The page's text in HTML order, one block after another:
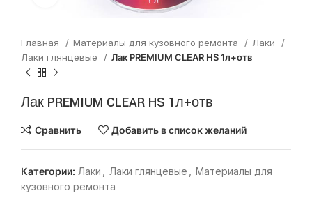
Главная Материалы для кузовного ремонта
Лаки
Лаки глянцевые
Лак PREMIUM CLEAR HS 1л+отв
Лак PREMIUM CLEAR HS 1л+отв
Сравнить Добавить в список желаний
Категории: Лаки Лаки глянцевые
Материалы для
кузовного ремонта